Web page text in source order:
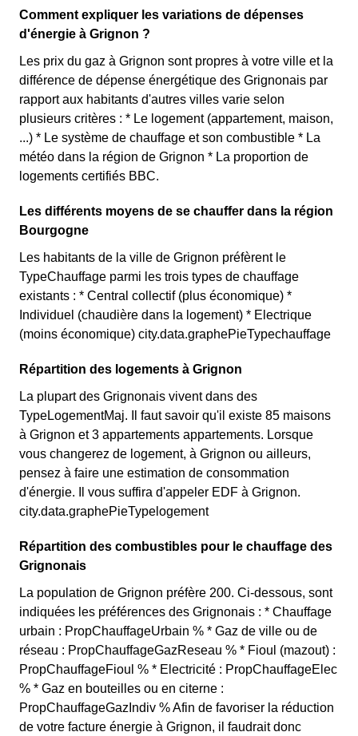
Comment expliquer les variations de dépenses
d'énergie à Grignon ?
Les prix du gaz à Grignon sont propres à votre ville et la
différence de dépense énergétique des Grignonais par
rapport aux habitants d'autres villes varie selon
plusieurs critères : * Le logement (appartement, maison,
...) * Le système de chauffage et son combustible * La
météo dans la région de Grignon * La proportion de
logements certifiés BBC.
Les différents moyens de se chauffer dans la région
Bourgogne
Les habitants de la ville de Grignon préfèrent le
TypeChauffage parmi les trois types de chauffage
existants : * Central collectif (plus économique) *
Individuel (chaudière dans la logement) * Electrique
(moins économique) city.data.graphePieTypechauffage
Répartition des logements à Grignon
La plupart des Grignonais vivent dans des
TypeLogementMaj. Il faut savoir qu'il existe 85 maisons
à Grignon et 3 appartements appartements. Lorsque
vous changerez de logement, à Grignon ou ailleurs,
pensez à faire une estimation de consommation
d'énergie. Il vous suffira d'appeler EDF à Grignon.
city.data.graphePieTypelogement
Répartition des combustibles pour le chauffage des
Grignonais
La population de Grignon préfère 200. Ci-dessous, sont
indiquées les préférences des Grignonais : * Chauffage
urbain : PropChauffageUrbain % * Gaz de ville ou de
réseau : PropChauffageGazReseau % * Fioul (mazout) :
PropChauffageFioul % * Electricité : PropChauffageElec
% * Gaz en bouteilles ou en citerne :
PropChauffageGazIndiv % Afin de favoriser la réduction
de votre facture énergie à Grignon, il faudrait donc